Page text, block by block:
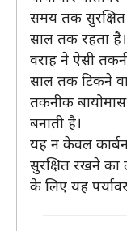
समय तक
साल तक रहता है।
वराह ने ऐसी
साल तक टिकने
तकनीक
बनाती है।
यह न केवल
सुरक्षित रखने का
के लिए यह